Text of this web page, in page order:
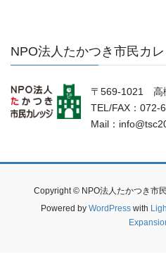
NPO法人たかつき市民カ
〒569-1021 高
TEL/FAX：072-
Mail：
Copyright © NPO法人たかつき市
Powered by WordPresswith